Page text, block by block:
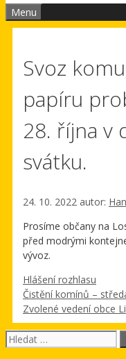
Menu
Svoz
papíru
28. října v
svátku.
24. 10. 2022 autor:
Prosíme občany na
před modrými
vývoz.
Rubriky
Hlášení rozhlasu
Čistění komínů –
Zvolené vedení obce
Hledat: